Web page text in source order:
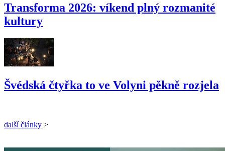
Transforma 2026: víkend plný rozmanité
kultury
Švédská čtyřka to ve Volyni pěkně rozjela
další články >